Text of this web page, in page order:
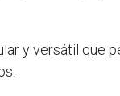
y versátil